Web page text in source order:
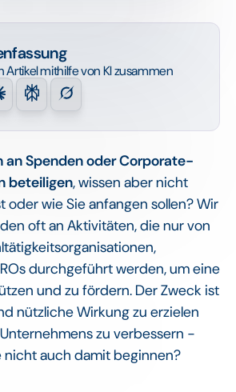
Artikel mithilfe von KI zusammen
an Spenden oder Corporate-
beteiligen, wissen aber nicht
oder wie Sie anfangen sollen? Wir
oft an Aktivitäten, die nur von
durchgeführt werden, um eine
und zu fördern. Der Zweck ist
nützliche Wirkung zu erzielen
zu verbessern -
nicht auch damit beginnen?